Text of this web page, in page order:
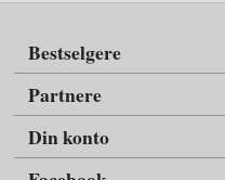
Bestselgere
Partnere
Din konto